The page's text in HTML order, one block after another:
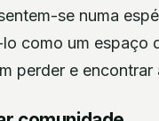
se numa
como um espaço
perder e encontrar